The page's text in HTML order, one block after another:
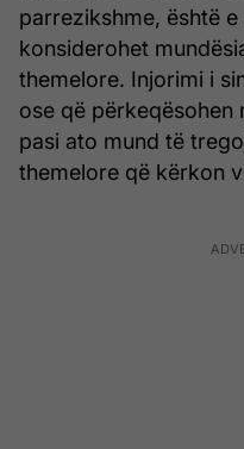
parrezikshme, është
konsiderohet
themelore. Injorimi i
ose që përkeqësohen
pasi ato mund të
themelore që kërkon